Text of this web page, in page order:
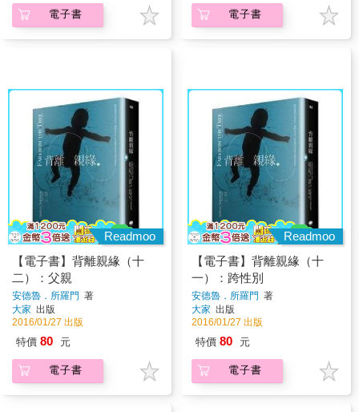
電子書 電子書
Readmoo
【電子書】背離親緣（十
二）：父親
安德魯．所羅門 著
大家 出版
2016/01/27 出版
特價 80 元
電子書
Readmoo
【電子書】背離親緣（十
一）：跨性別
安德魯．所羅門 著
大家 出版
2016/01/27 出版
特價 80 元
電子書